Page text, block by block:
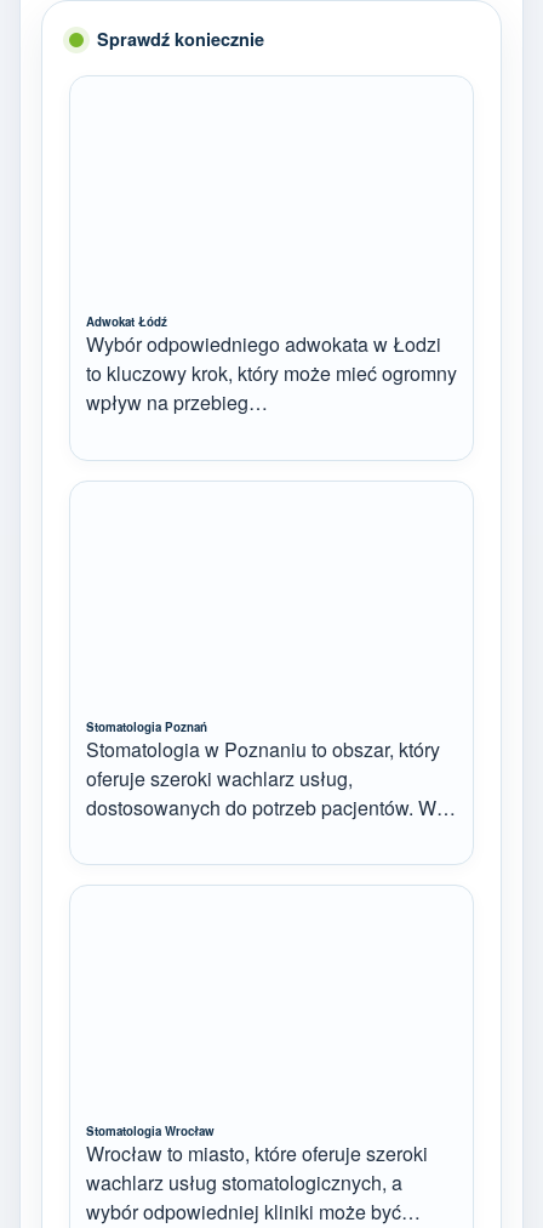
Sprawdź koniecznie
Adwokat Łódź
Wybór odpowiedniego adwokata w Łodzi
to kluczowy krok, który może mieć ogromny
wpływ na przebieg…
Stomatologia Poznań
Stomatologia w Poznaniu to obszar, który
oferuje szeroki wachlarz usług,
dostosowanych do potrzeb pacjentów. W…
Stomatologia Wrocław
Wrocław to miasto, które oferuje szeroki
wachlarz usług stomatologicznych, a
wybór odpowiedniej kliniki może być…